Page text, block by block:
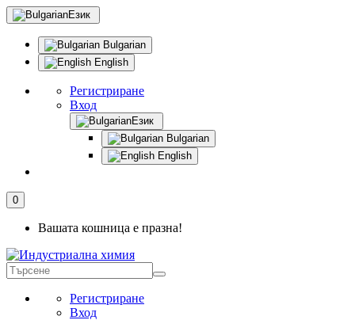
Език
Bulgarian
English
Регистриране
Вход
Език
Bulgarian
English
0
Вашата кошница е празна!
Регистриране
Вход